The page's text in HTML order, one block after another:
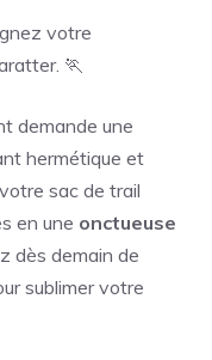
votre
🏃
demande une
hermétique et
sac de trail
en une onctueuse
dès demain de
sublimer votre